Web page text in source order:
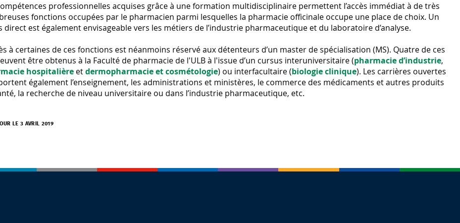
professionnelles acquises grâce à une formation multidisciplinaire permettent l’accès immédiat à de très
fonctions occupées par le pharmacien parmi lesquelles la pharmacie officinale occupe une place de choix. Un
direct est également envisageable vers les métiers de l’industrie pharmaceutique et du laboratoire d’analyse.
à certaines de ces fonctions est néanmoins réservé aux détenteurs d’un master de spécialisation (MS). Quatre de ces
être obtenus à la Faculté de pharmacie de l'ULB à l'issue d’un cursus interuniversitaire (pharmacie d’industrie,
hospitalière etdermopharmacie et cosmétologie) ou interfacultaire (biologie clinique). Les carrières ouvertes
également l’enseignement, les administrations et ministères, le commerce des médicaments et autres produits
la recherche de niveau universitaire ou dans l’industrie pharmaceutique, etc.
LE 3 AVRIL 2019